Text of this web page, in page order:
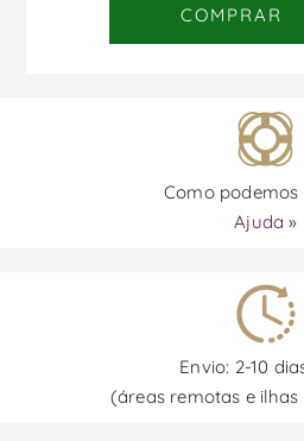
COMPRAR
Como
Ajuda »
Envio: 2-10
(áreas remotas e